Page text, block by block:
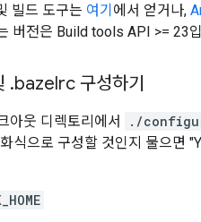
빌드 도구는 여기 에서 얻거나,
버전은 Build tools API >= 23
.bazelrc 구성하기
아웃 디렉토리에서 ./
식으로 구성할 것인지 물으면